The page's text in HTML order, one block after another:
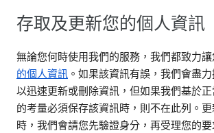
存取及更新您的個人資訊
無論您何時使用我們的服務，我們都致力讓
的個人資訊 。如果該資訊有誤，我們會盡
以迅速更新或刪除資訊，但如果我們基於
的考量必須保存該資訊時，則不在此列。
時，我們會請您先驗證身分，再受理您的要